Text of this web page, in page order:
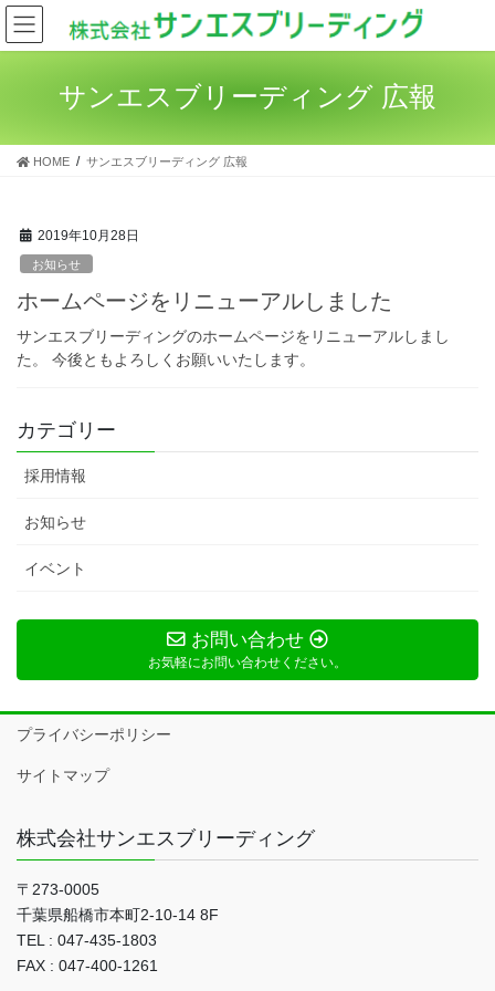
コ
ン
テ
ス
ナ
ビ
ゲ
ン
サンエスブリーディング 広報
HOME サンエスブリーディング 広報
2019年10月28日
お知らせ
ホームページをリニューアルしました
サンエスブリーディングのホームページをリニューアルしまし
た。 今後ともよろしくお願いいたします。
カテゴリー
採用情報
お知らせ
イベント
お問い合わせ
お気軽にお問い合わせください。
プライバシーポリシー
サイトマップ
株式会社サンエスブリーディング
〒273-0005
千葉県船橋市本町2-10-14 8F
TEL : 047-435-1803
FAX : 047-400-1261